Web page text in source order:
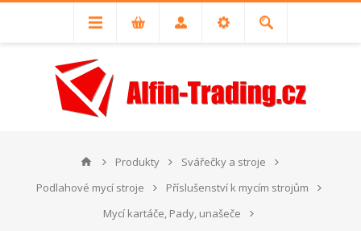
Produkty
Svářečky a stroje
Podlahové mycí stroje
Příslušenství k mycím strojům
Mycí kartáče, Pady, unašeče